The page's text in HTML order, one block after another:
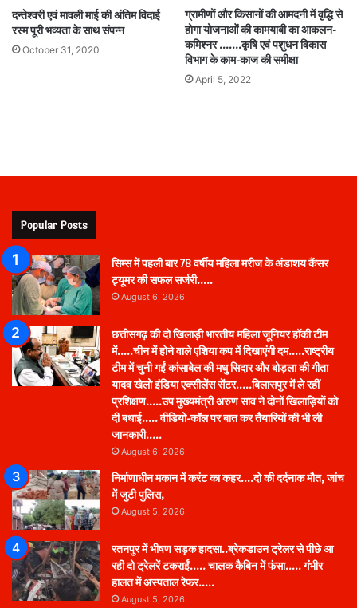
दन्तेश्वरी एवं मावली माई की अंतिम विदाई
रस्म पूरी भव्यता के साथ संपन्न
October 31, 2020
ग्रामीणों और किसानों की आमदनी में वृद्धि से
होगा योजनाओं की कामयाबी का आकलन-
कमिश्नर …….कृषि एवं पशुधन विकास
विभाग के काम-काज की समीक्षा
April 5, 2022
Popular Posts
सिम्स में पहली बार 78 वर्षीय महिला मरीज के अंडाशय कैंसर
ट्यूमर की सफल सर्जरी…..
August 6, 2026
छत्तीसगढ़ की दो खिलाड़ी भारतीय महिला जूनियर हॉकी टीम
में…..चीन में होने वाले एशिया कप में दिखाएंगी दम…..राष्ट्रीय
टीम में चुनी गईं कांसाबेल की मधु सिदार और बोड़ला की गीता
यादव खेलो इंडिया एक्सीलेंस सेंटर…..बिलासपुर में ले रहीं
प्रशिक्षण…..उप मुख्यमंत्री अरुण साव ने दोनों खिलाड़ियों को
दी बधाई….. वीडियो-कॉल पर बात कर तैयारियों की भी ली
जानकारी…..
August 6, 2026
निर्माणाधीन मकान में करंट का कहर….दो की दर्दनाक मौत, जांच
में जुटी पुलिस,
August 5, 2026
रतनपुर में भीषण सड़क हादसा..ब्रेकडाउन ट्रेलर से पीछे आ
रही दो ट्रेलरें टकराईं….. चालक कैबिन में फंसा….. गंभीर
हालत में अस्पताल रेफर…..
August 5, 2026